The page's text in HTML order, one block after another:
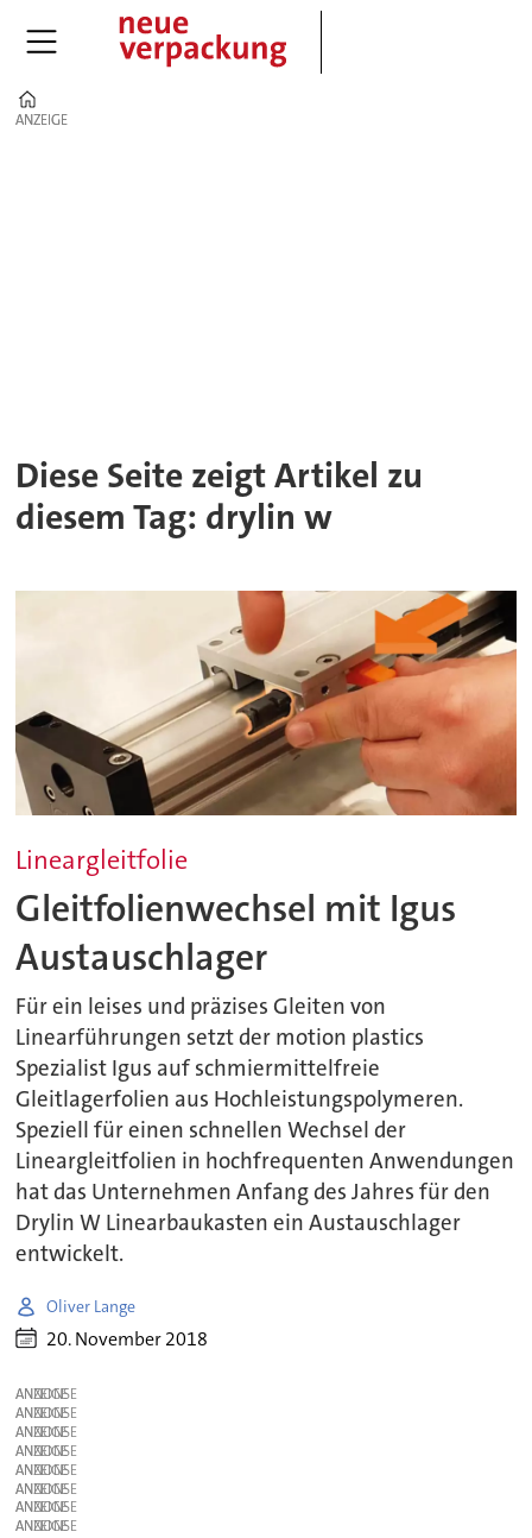
ANZEIGE
ANZEIGE
Diese Seite zeigt Artikel zu
diesem Tag: drylin w
Lineargleitfolie
Gleitfolienwechsel mit Igus
Austauschlager
Für ein leises und präzises Gleiten von
Linearführungen setzt der motion plastics
Spezialist Igus auf schmiermittelfreie
Gleitlagerfolien aus Hochleistungspolymeren.
Speziell für einen schnellen Wechsel der
Lineargleitfolien in hochfrequenten Anwendungen
hat das Unternehmen Anfang des Jahres für den
Drylin W Linearbaukasten ein Austauschlager
entwickelt.
Oliver Lange
20. November 2018
ANZEIGE
ANZEIGE
ANZEIGE
ANZEIGE
ANZEIGE
ANZEIGE
ANZEIGE
ANZEIGE